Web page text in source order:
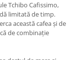
Tchibo Cafissimo,
limitată de timp.
această cafea și de
de combinație